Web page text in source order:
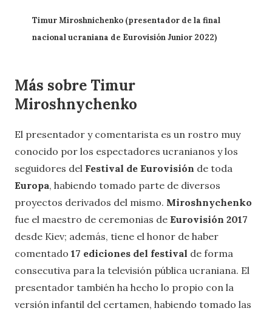
Timur Miroshnichenko (presentador de la final
nacional ucraniana de Eurovisión Junior 2022)
Más sobre Timur
Miroshnychenko
El presentador y comentarista es un rostro muy
conocido por los espectadores ucranianos y los
seguidores del Festival de Eurovisión de toda
Europa, habiendo tomado parte de diversos
proyectos derivados del mismo. Miroshnychenko
fue el maestro de ceremonias de Eurovisión 2017
desde Kiev; además, tiene el honor de haber
comentado 17 ediciones del festival de forma
consecutiva para la televisión pública ucraniana. El
presentador también ha hecho lo propio con la
versión infantil del certamen, habiendo tomado las